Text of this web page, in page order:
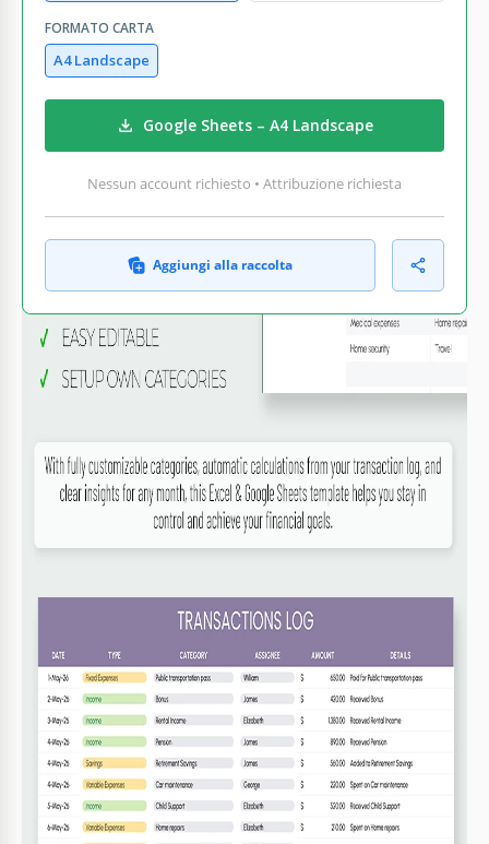
FORMATO CARTA
A4 Landscape
Google Sheets – A4 Landscape
Nessun account richiesto • Attribuzione richiesta
Aggiungi alla raccolta
COSA INCLUDE
3 schede: categorie, transazioni, riepilogo
Categorie di spesa personalizzabili
Grafici: a barre e a torta
Registra transazioni quotidianamente per una
maggiore precisione
2 Personalizza le categorie secondo necessità
3 Revisa i riepiloghi mensili per monitorare i progressi
4
Aggiorna gli obiettivi di budget in base ai
cambiamenti finanziari